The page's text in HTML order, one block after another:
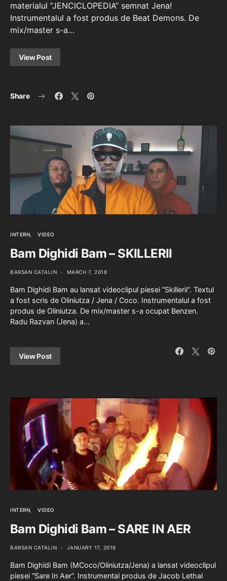
materialul ”JENCICLOPEDIA” semnat Jena!
Instrumentalul a fost produs de Beat Demons. De
mix/master s-a…
View Post
Share
INTERN VIDEO
Bam Dighidi Bam – SKILLERII
BARSAN CATALIN MARCH 7, 2018
Bam Dighidi Bam au lansat videoclipul piesei “Skillerii”. Textul
a fost scris de Oliniutza / Jena / Coco. Instrumentalul a fost
produs de Oliniutza. De mix/master s-a ocupat Benzen.
Radu Razvan (Jena) a…
View Post
INTERN VIDEO
Bam Dighidi Bam – SARE IN AER
BARSAN CATALIN JANUARY 17, 2018
Bam Dighidi Bam (MCoco/Oliniutza/Jena) a lansat videoclipul
piesei “Sare In Aer”. Instrumental produs de Jacob Lethal